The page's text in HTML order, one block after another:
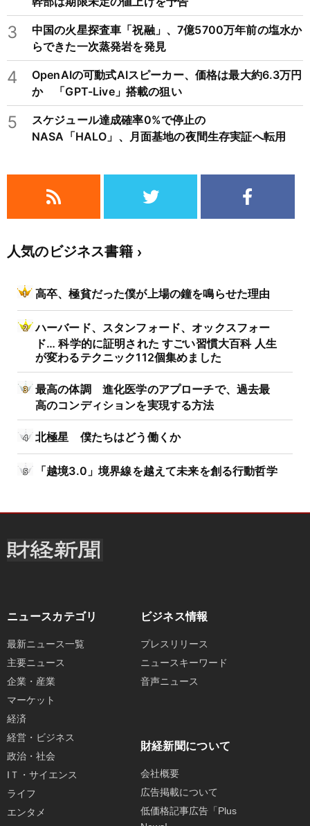
3
中国の火星探査車「祝融」、7億5700万年前の塩水か
らできた一次蒸発岩を発見
4
OpenAIの可動式AIスピーカー、価格は最大約6.3万円
か 「GPT-Live」搭載の狙い
5
スケジュール達成確率0%で停止の
NASA「HALO」、月面基地の夜間生存実証へ転用
人気のビジネス書籍
高卒、極貧だった僕が上場の鐘を鳴らせた理由
ハーバード、スタンフォード、オックスフォー
ド… 科学的に証明された すごい習慣大百科 人生
が変わるテクニック112個集めました
最高の体調 進化医学のアプローチで、過去最
高のコンディションを実現する方法
北極星 僕たちはどう働くか
「越境3.0」境界線を越えて未来を創る行動哲学
ニュースカテゴリ
最新ニュース一覧
主要ニュース
企業・産業
マーケット
経済
経営・ビジネス
政治・社会
IＴ・サイエンス
ライフ
エンタメ
ビジネス情報
プレスリリース
ニュースキーワード
音声ニュース
財経新聞について
会社概要
広告掲載について
低価格記事広告「Plus